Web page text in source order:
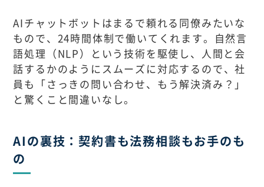
AIチャットボットはまるで頼れる同僚みたいな
もので、24時間体制で働いてくれます。自然言
語処理（NLP）という技術を駆使し、人間と会
話するかのようにスムーズに対応するので、社
員も「さっきの問い合わせ、もう解決済み？」
と驚くこと間違いなし。
AIの裏技：契約書も法務相談もお手のも
の